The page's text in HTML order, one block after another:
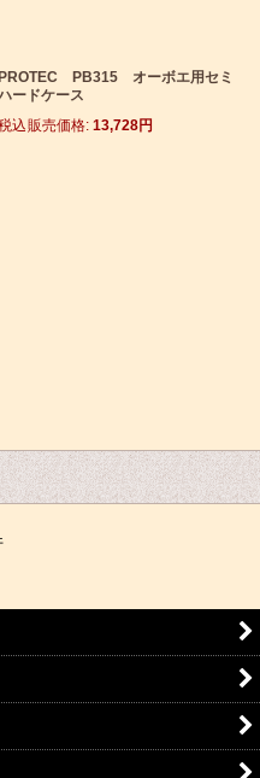
PB315 オーボエ用セミ
ードケース
込
: 13,728円